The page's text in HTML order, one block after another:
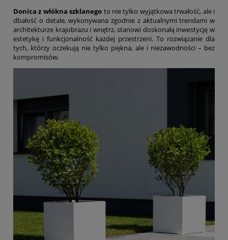
Donica z włókna szklanego to nie tylko wyjątkowa trwałość, ale i
dbałość o detale, wykonywana zgodnie z aktualnymi trendami w
architekturze krajobrazu i wnętrz, stanowi doskonałą inwestycję w
estetykę i funkcjonalność każdej przestrzeni. To rozwiązanie dla
tych, którzy oczekują nie tylko piękna, ale i niezawodności – bez
kompromisów.